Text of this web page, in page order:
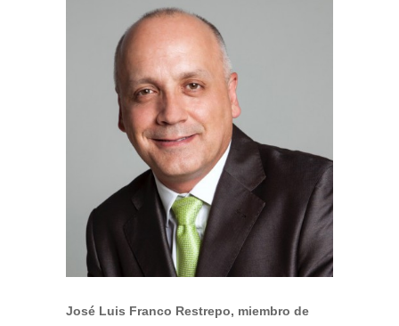
José Luis Franco Restrepo, miembro de